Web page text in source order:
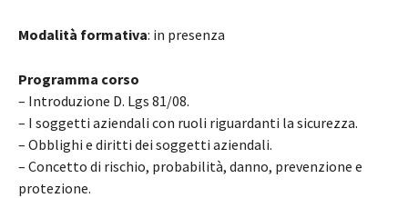
Modalità formativa: in presenza
Programma corso
– Introduzione D. Lgs 81/08.
– I soggetti aziendali con ruoli riguardanti la sicurezza.
– Obblighi e diritti dei soggetti aziendali.
– Concetto di rischio, probabilità, danno, prevenzione e
protezione.